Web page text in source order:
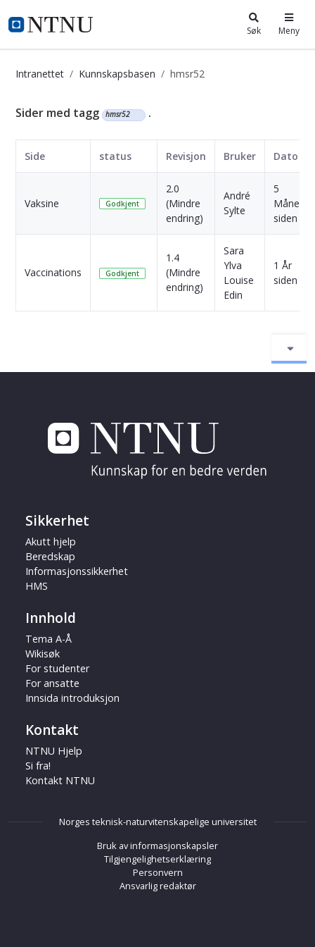
i.ntnu.no Søk Meny
Intranettet Kunnskapsbasen hmsr52
Kunnskapsbasen
Sider med tagg hmsr52 .
Side status Revisjon Bruker Dato
Vaksine Godkjent
2.0
(Mindre
endring)
André
Sylte
5
Måneder
siden
Vaccinations Godkjent
1.4
(Mindre
endring)
Sara
Ylva
Louise
Edin
1 År
siden
Sikkerhet
Akutt hjelp
Beredskap
Informasjonssikkerhet
HMS
Innhold
Tema A-Å
Wikisøk
For studenter
For ansatte
Innsida introduksjon
Kontakt
NTNU Hjelp
Si fra!
Kontakt NTNU
Norges teknisk-naturvitenskapelige universitet
Bruk av informasjonskapsler
Tilgjengelighetserklæring
Personvern
Ansvarlig redaktør